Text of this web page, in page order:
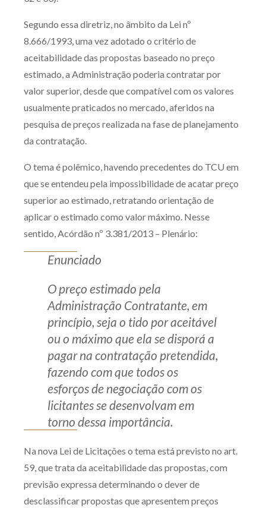
Segundo essa diretriz, no âmbito da Lei nº
8.666/1993, uma vez adotado o critério de
aceitabilidade das propostas baseado no preço
estimado, a Administração poderia contratar por
valor superior, desde que compatível com os valores
usualmente praticados no mercado, aferidos na
pesquisa de preços realizada na fase de planejamento
da contratação.
O tema é polêmico, havendo precedentes do TCU em
que se entendeu pela impossibilidade de acatar preço
superior ao estimado, retratando orientação de
aplicar o estimado como valor máximo. Nesse
sentido, Acórdão nº 3.381/2013 – Plenário:
Enunciado
O preço estimado pela
Administração Contratante, em
princípio, seja o tido por aceitável
ou o máximo que ela se disporá a
pagar na contratação pretendida,
fazendo com que todos os
esforços de negociação com os
licitantes se desenvolvam em
torno dessa importância.
Na nova Lei de Licitações o tema está previsto no art.
59, que trata da aceitabilidade das propostas, com
previsão expressa determinando o dever de
desclassificar propostas que apresentem preços